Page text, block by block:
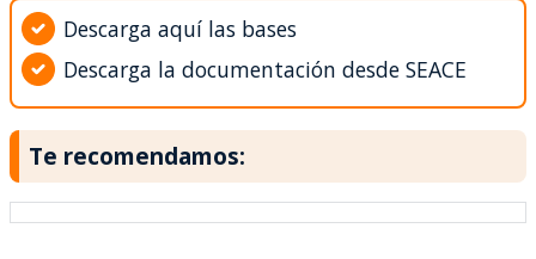
Descarga aquí las bases
Descarga la documentación desde SEACE
Te recomendamos: